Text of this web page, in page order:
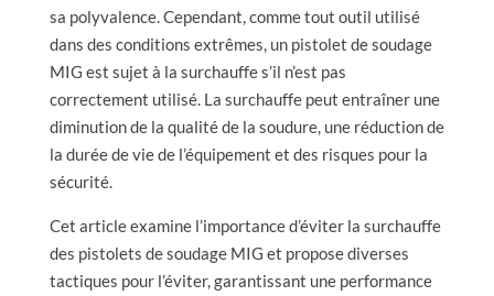
sa polyvalence. Cependant, comme tout outil utilisé
dans des conditions extrêmes, un pistolet de soudage
MIG est sujet à la surchauffe s’il n’est pas
correctement utilisé. La surchauffe peut entraîner une
diminution de la qualité de la soudure, une réduction de
la durée de vie de l’équipement et des risques pour la
sécurité.
Cet article examine l’importance d’éviter la surchauffe
des pistolets de soudage MIG et propose diverses
tactiques pour l’éviter, garantissant une performance